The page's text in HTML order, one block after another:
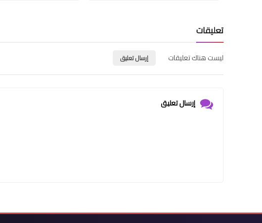
تعليقات
ليست هناك تعليقات إرسال تعليق
إرسال تعليق